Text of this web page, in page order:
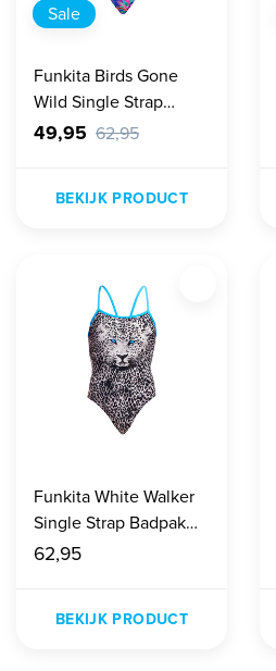
Sale
Funkita Birds Gone
Wild Single Strap
Badpak Dames
49,95 62,95
BEKIJK PRODUCT
Funkita White Walker
Single Strap Badpak
Dames
62,95
BEKIJK PRODUCT